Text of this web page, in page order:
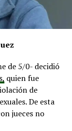
de 5/0- decidió
quien fue
de
De esta
jueces no